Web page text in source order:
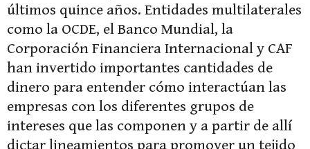
últimos quince años. Entidades multilaterales
como la OCDE, el Banco Mundial, la
Corporación Financiera Internacional y CAF
han invertido importantes cantidades de
dinero para entender cómo interactúan las
empresas con los diferentes grupos de
intereses que las componen y a partir de allí
dictar lineamientos para promover un tejido